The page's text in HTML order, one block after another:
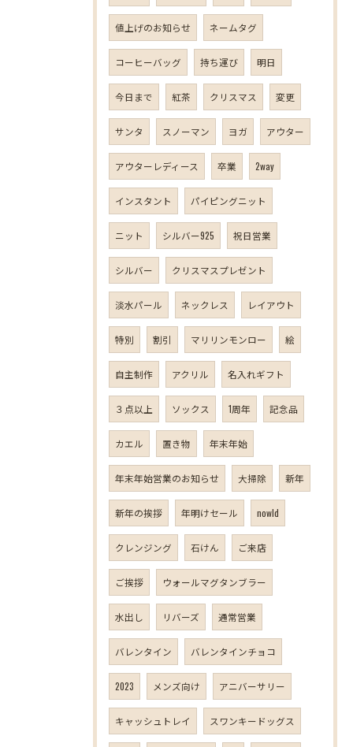
値上げのお知らせ ネームタグ
コーヒーバッグ 持ち運び 明日
今日まで 紅茶 クリスマス 変更
サンタ スノーマン ヨガ アウター
アウターレディース 卒業 2way
インスタント パイピングニット
ニット シルバー925 祝日営業
シルバー クリスマスプレゼント
淡水パール ネックレス レイアウト
特別 割引 マリリンモンロー 絵
自主制作 アクリル 名入れギフト
３点以上 ソックス 1周年 記念品
カエル 置き物 年末年始
年末年始営業のお知らせ 大掃除 新年
新年の挨拶 年明けセール nowld
クレンジング 石けん ご来店
ご挨拶 ウォールマグタンブラー
水出し リバーズ 通常営業
バレンタイン バレンタインチョコ
2023 メンズ向け アニバーサリー
キャッシュトレイ スワンキードッグス